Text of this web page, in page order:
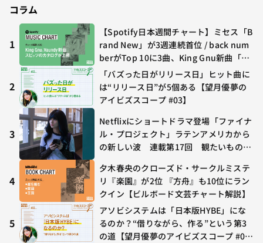
コラム
1
【Spotify日本週間チャート】ミセス「B
rand New」が3週連続首位 / back num
berがTop 10に3曲、King Gnu新曲「G
O GHOST」が初登場〜集計期間：2026
年7/24〜7/30
2
「バズった日がリリース日」ヒット曲に
は“リリース日”が5個ある【望月優夢の
アイビズスコープ #03】
3
Netflixにショートドラマ登場「ファイナ
ル・プロジェクト」ラテンアメリカから
の新しい波 連載第17回 観たいものが
4
夕木春央のクローズド・サークルミステ
リ『楽園』が2位 『方舟』も10位にラン
クイン【ビルボード文芸チャート解説】
5
アソビシステムは「日本版HYBE」にな
るのか？“借りながら、作る”という第3
の道【望月優夢のアイビズスコープ #0